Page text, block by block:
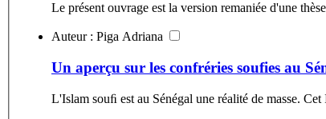
Le présent ouvrage est la version remaniée d'une
Auteur : Piga Adriana
Un aperçu sur les confréries soufies au
L'Islam souﬁ est au Sénégal une réalité de masse.